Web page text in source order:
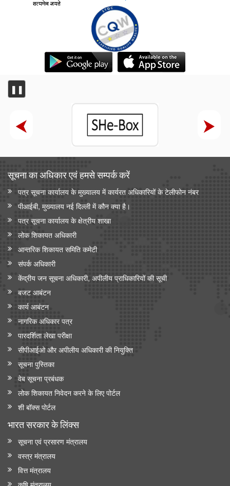
❚❚
सूचना का अधिकार एवं हमसे सम्‍पर्क करें
पत्र सूचना कार्यालय के मुख्यालय में कार्यरत अधिकारियों के टेलीफोन नंबर
पीआईबी, मुख्यालय नई दिल्ली में कौन क्या है।
पत्र सूचना कार्यालय के क्षेत्रीय शाखा
लोक शिकायत अधिकारी
आन्‍तरिक शिकायत समिति कमेटी
संपर्क अधिकारी
केंद्रीय जन सूचना अधिकारी, अपीलीय प्राधिकारियों की सूची
बजट आबंटन
कार्य आबंटन
नागरिक अधिकार पत्र
पारदर्शिता लेखा परीक्षा
सीपीआईओ और अपी‍लीय अधिकारी की नियुक्ति
सूचना पुस्तिका
वेब सूचना प्रबंधक
लोक शिकायत निवेदन करने के लिए पोर्टल
शी बॉक्स पोर्टल
भारत सरकार के लिंक्‍स
सूचना एवं प्रसारण मंत्रालय
वस्त्र मंत्रालय
वित्त मंत्रालय